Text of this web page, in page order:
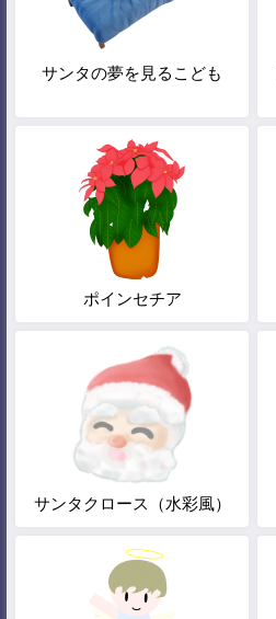
サンタの夢を見るこども
ポインセチア
サンタクロース（水彩風）